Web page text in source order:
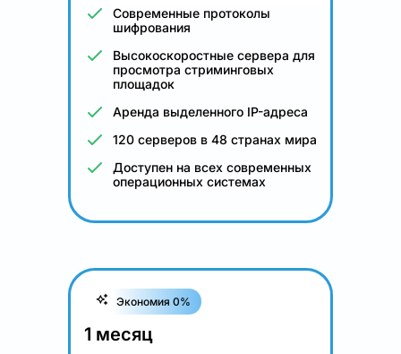
Современные протоколы
шифрования
Высокоскоростные сервера для
просмотра стриминговых
площадок
Аренда выделенного IP-адреса
120 серверов в 48 странах мира
Доступен на всех современных
операционных системах
Экономия 0%
1 месяц